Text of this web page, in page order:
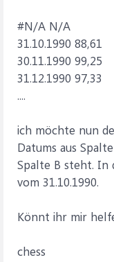
#N/A N/A
31.10.1990 88,61
30.11.1990 99,25
31.12.1990 97,33
....
ich möchte nun
Datums aus
Spalte B steht. In
vom 31.10.1990.
Könnt ihr mir
chess